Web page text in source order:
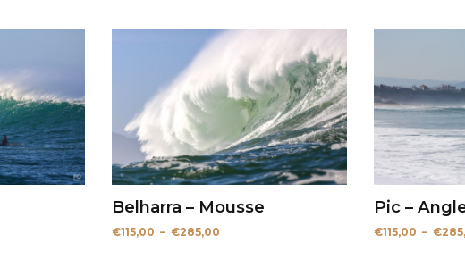
Belharra – Mousse
€115,00 – €285,00
Pic –
€115,00 – €